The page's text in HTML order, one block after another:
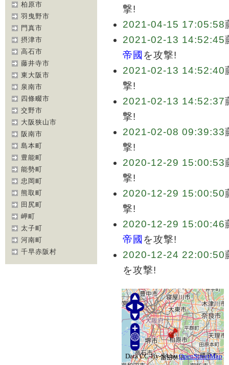
柏原市
羽曳野市
門真市
摂津市
高石市
藤井寺市
東大阪市
泉南市
四條畷市
交野市
大阪狭山市
阪南市
島本町
豊能町
能勢町
忠岡町
熊取町
田尻町
岬町
太子町
河南町
千早赤阪村
撃!
2021-04-15 17:05:58
2021-02-13 14:52:45
帝國 を攻撃!
2021-02-13 14:52:40
撃!
2021-02-13 14:52:37
撃!
2021-02-08 09:39:33
撃!
2020-12-29 15:00:53
撃!
2020-12-29 15:00:50
撃!
2020-12-29 15:00:46
帝國 を攻撃!
2020-12-24 22:00:50
を攻撃!